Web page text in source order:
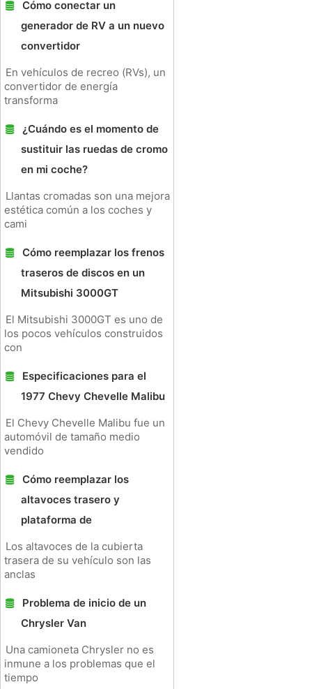
Cómo conectar un
generador de RV a un nuevo
convertidor
En vehículos de recreo (RVs), un
convertidor de energía
transforma
¿Cuándo es el momento de
sustituir las ruedas de cromo
en mi coche?
Llantas cromadas son una mejora
estética común a los coches y
cami
Cómo reemplazar los frenos
traseros de discos en un
Mitsubishi 3000GT
El Mitsubishi 3000GT es uno de
los pocos vehículos construidos
con
Especificaciones para el
1977 Chevy Chevelle Malibu
El Chevy Chevelle Malibu fue un
automóvil de tamaño medio
vendido
Cómo reemplazar los
altavoces trasero y
plataforma de
Los altavoces de la cubierta
trasera de su vehículo son las
anclas
Problema de inicio de un
Chrysler Van
Una camioneta Chrysler no es
inmune a los problemas que el
tiempo